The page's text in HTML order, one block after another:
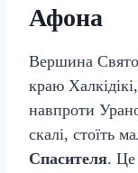
Афона
Вершина
краю
навпроти
скалі, стоїть
Спасителя. Це